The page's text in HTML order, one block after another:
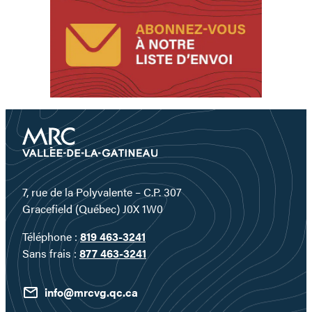
sensations
fortes!
La
chasse…
aux
sensations
fortes!
7, rue de la Polyvalente – C.P. 307
Gracefield (Québec) J0X 1W0
Téléphone :819 463-3241
Sans frais : 877 463-3241
info@mrcvg.qc.ca